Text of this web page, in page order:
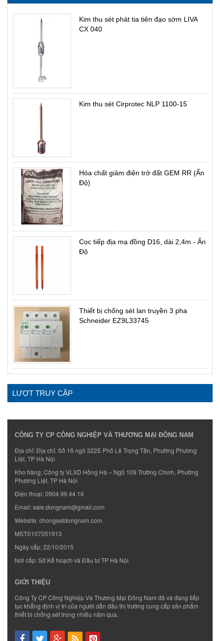
Kim thu sét phát tia tiên đạo sớm LIVA
CX 040
Kim thu sét Cirprotec NLP 1100-15
Hóa chất giảm điện trở đất GEM RR (Ấn
Độ)
Cọc tiếp địa mạ đồng D16, dài 2,4m - Ấn
Độ
Thiết bị chống sét lan truyền 3 pha
Schneider EZ9L33745
LƯỢT TRUY CẬP
CÔNG TY CP CÔNG NGHIỆP VÀ THƯƠNG MẠI ĐÔNG NAM
Địa chỉ: Địa chỉ: Số 16 ngõ 322E Phố Lê Trọng Tấn, Phường Phương
Liệt, TP Hà Nội
Kho hàng: Công ty VLXD Hồng Hà – Ngõ 109 Trường Chinh, Phường
Phương Liệt, TP Hà Nội
Điện thoại:0904 99 44 16
Email:sale.dongnam@gmail.com
Website:chongsetdongnam.com
MST:0107051913
Ngày cấp: 22/10/2015
Nơi cấp: Sở Kế hoạch và Đầu tư TP Hà Nội
GIỚI THIỆU
Công Ty CP Công Nghiệp Và Thương Mại Đông Nam đã và đang tiếp
tục khẳng định vị trí của người dẫn đầu thị trường cung cấp sản phẩm
thiết bị chống sét trong nhiều năm qua.